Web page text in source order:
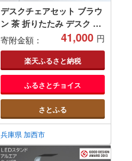
デスクチェアセット ブラウ
ン 茶 折りたたみ デスク チ
ェア セット 机 椅子 いす 木
製 折りたたみ 折りたたみデ
スク 折りたたみ椅子 インテ
リア 家具 テレワークチェア
リモートワーク koti ichiba
寄附金額： 41,000 円
楽天ふるさと納税
ふるさとチョイス
さとふる
兵庫県 加西市